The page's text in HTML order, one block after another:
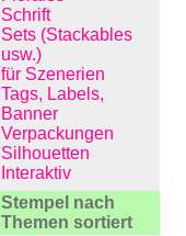
Schrift
Sets (Stackables
usw.)
für Szenerien
Tags, Labels,
Banner
Verpackungen
Silhouetten
Interaktiv
Stempel nach
Themen sortiert